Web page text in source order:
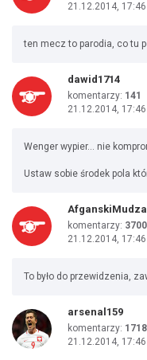
21.12.2014, 17:46
ten mecz to parodia, co tu
dawid1714
komentarzy: 141
21.12.2014, 17:46
Wenger wypier... nie
Ustaw sobie środek pola
komentarzy: 3700
21.12.2014, 17:46
To było do przewidzenia,
arsenal159
komentarzy:
21.12.2014, 17:46